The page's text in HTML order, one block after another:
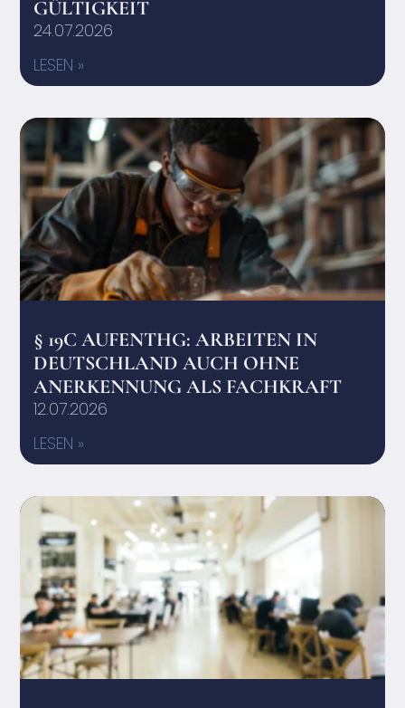
GÜLTIGKEIT
24.07.2026
LESEN »
§ 19C AUFENTHG: ARBEITEN IN
DEUTSCHLAND AUCH OHNE
ANERKENNUNG ALS FACHKRAFT
12.07.2026
LESEN »